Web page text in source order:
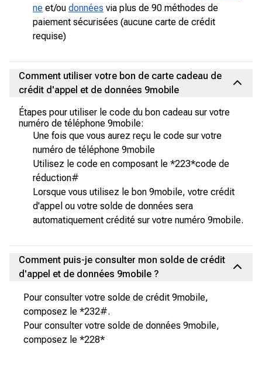
ne et/ou données via plus de 90 méthodes de
paiement sécurisées (aucune carte de crédit
requise)
Comment utiliser votre bon de carte cadeau de
crédit d'appel et de données 9mobile
Étapes pour utiliser le code du bon cadeau sur votre
numéro de téléphone 9mobile:
Une fois que vous aurez reçu le code sur votre
numéro de téléphone 9mobile
Utilisez le code en composant le *223*code de
réduction#
Lorsque vous utilisez le bon 9mobile, votre crédit
d'appel ou votre solde de données sera
automatiquement crédité sur votre numéro 9mobile.
Comment puis-je consulter mon solde de crédit
d'appel et de données 9mobile ?
Pour consulter votre solde de crédit 9mobile,
composez le *232#.
Pour consulter votre solde de données 9mobile,
composez le *228*